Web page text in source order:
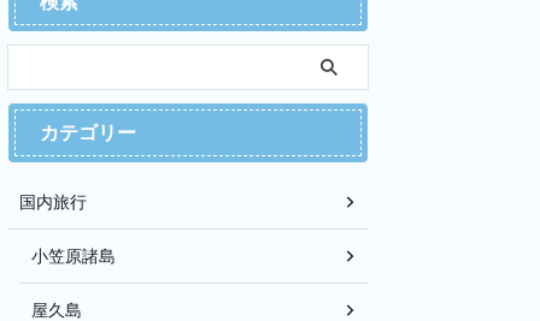
カテゴリー
国内旅行
小笠原諸島
屋久島